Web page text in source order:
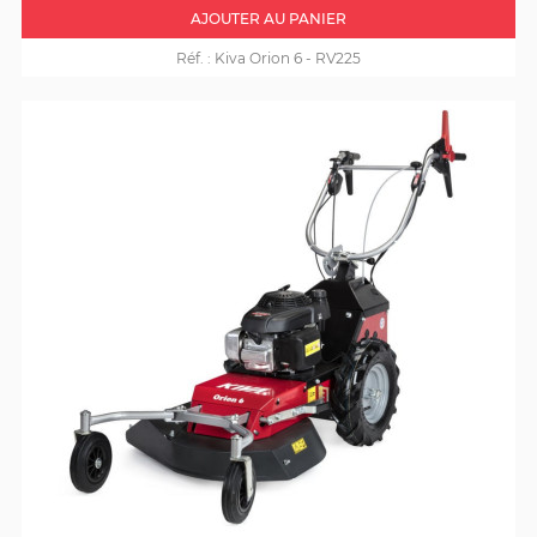
AJOUTER AU PANIER
Réf. : Kiva Orion 6 - RV225